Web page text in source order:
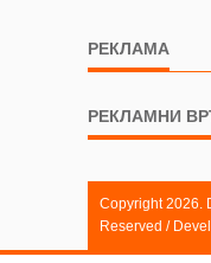
РЕКЛАМА
РЕКЛАМНИ
Copyright 2026.
Reserved /